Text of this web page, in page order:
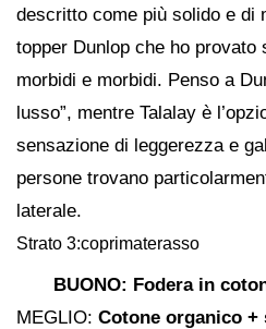
descritto come più solido e di
topper Dunlop che ho provato
morbidi e morbidi. Penso a
lusso”, mentre Talalay è
sensazione di leggerezza e
persone trovano
laterale.
Strato 3:coprimaterasso
BUONO: Fodera in
MEGLIO: Cotone organico